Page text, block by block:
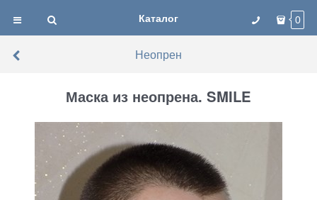
Каталог 0
Неопрен
Маска из неопрена. SMILE